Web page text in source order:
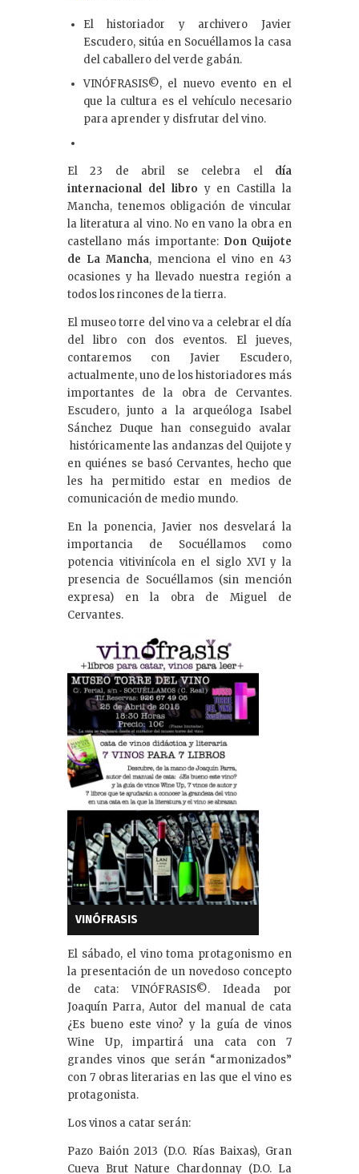
e
dI
n
El historiador y archivero Javier
Escudero, sitúa en Socuéllamos la casa
del caballero del verde gabán.
VINÓFRASIS©, el nuevo evento en el
que la cultura es el vehículo necesario
para aprender y disfrutar del vino.
El 23 de abril se celebra el día
internacional del libro y en Castilla la
Mancha, tenemos obligación de vincular
la literatura al vino. No en vano la obra en
castellano más importante: Don Quijote
de La Mancha, menciona el vino en 43
ocasiones y ha llevado nuestra región a
todos los rincones de la tierra.
El museo torre del vino va a celebrar el día
del libro con dos eventos. El jueves,
contaremos con Javier Escudero,
actualmente, uno de los historiadores más
importantes de la obra de Cervantes.
Escudero, junto a la arqueóloga Isabel
Sánchez Duque han conseguido avalar
históricamente las andanzas del Quijote y
en quiénes se basó Cervantes, hecho que
les ha permitido estar en medios de
comunicación de medio mundo.
En la ponencia, Javier nos desvelará la
importancia de Socuéllamos como
potencia vitivinícola en el siglo XVI y la
presencia de Socuéllamos (sin mención
expresa) en la obra de Miguel de
Cervantes.
VINÓFRASIS
El sábado, el vino toma protagonismo en
la presentación de un novedoso concepto
de cata: VINÓFRASIS©. Ideada por
Joaquín Parra, Autor del manual de cata
¿Es bueno este vino? y la guía de vinos
Wine Up, impartirá una cata con 7
grandes vinos que serán “armonizados”
con 7 obras literarias en las que el vino es
protagonista.
Los vinos a catar serán:
Pazo Baión 2013 (D.O. Rías Baixas), Gran
Cueva Brut Nature Chardonnay (D.O. La